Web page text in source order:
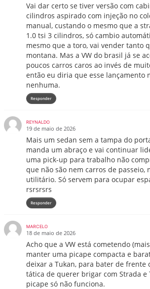
Vai dar certo se tiver versão com
cilindros aspirado com injeção no
manual, custando o mesmo que a
1.0 tsi 3 cilindros, só cambio
mesmo que a toro, vai vender tanto
montana. Mas a VW do brasil já se
poucos carros caros ao invés de
então eu diria que esse lançamento
nenhuma.
Responder
REYNALDO
19 de maio de 2026
Mais um sedan sem a tampa do
manda um abraço e vai continuar
uma pick-up para trabalho não
que não são nem carros de passeio,
utilitário. Só servem para ocupar
rsrsrsrs
Responder
MARCELO
18 de maio de 2026
Acho que a VW está cometendo
manter uma picape compacta e
deixar a Tukan, para bater de frente
tática de querer brigar com Strada e
picape só não funciona.